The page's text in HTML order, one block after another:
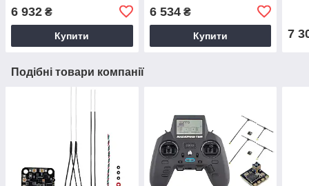
6 932 ₴
Купити
ViPow 2 × 1200 мА·год
Для FPV-Дронів
6 534₴
Купити 7
Подібні товари компанії